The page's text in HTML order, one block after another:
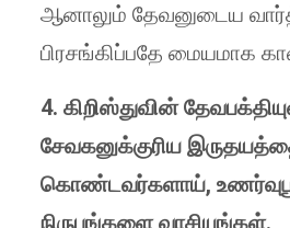
ஆனாலும் தேவனுடைய
பிரசங்கிப்பதே மையமாக
4. கிறிஸ்துவின்
சேவகனுக்குரிய
கொண்டவர்களாய்,
நிருபங்களை வாசியுங்கள்.